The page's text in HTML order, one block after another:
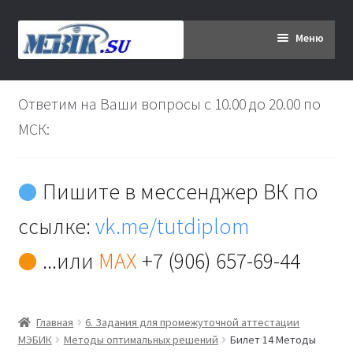
Перейти
к
Перейти
к
Меню
Главная
Дипломникам
Контакты
Ответим на Ваши вопросы с 10.00 до 20.00 по
МСК:
Пишите в мессенджер ВК по
ссылке:vk.me/tutdiplom
...или MAX +7 (906) 657-69-44
Главная
6. Задания для промежуточной аттестации
МЭБИК
Методы оптимальных решений
Билет 14 Методы